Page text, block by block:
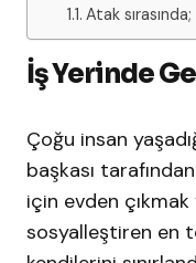
Atak sırasında;
İş Yerinde
Çoğu insan
başkası
için evden
sosyalleştiren en